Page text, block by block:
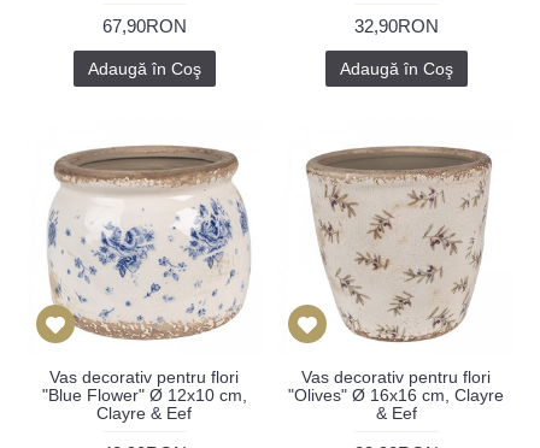
67,90RON
Adaugă în Coş
32,90RON
Adaugă în Coş
Vas decorativ pentru flori
"Blue Flower" Ø 12x10 cm,
Clayre & Eef
Vas decorativ pentru flori
"Olives" Ø 16x16 cm, Clayre
& Eef